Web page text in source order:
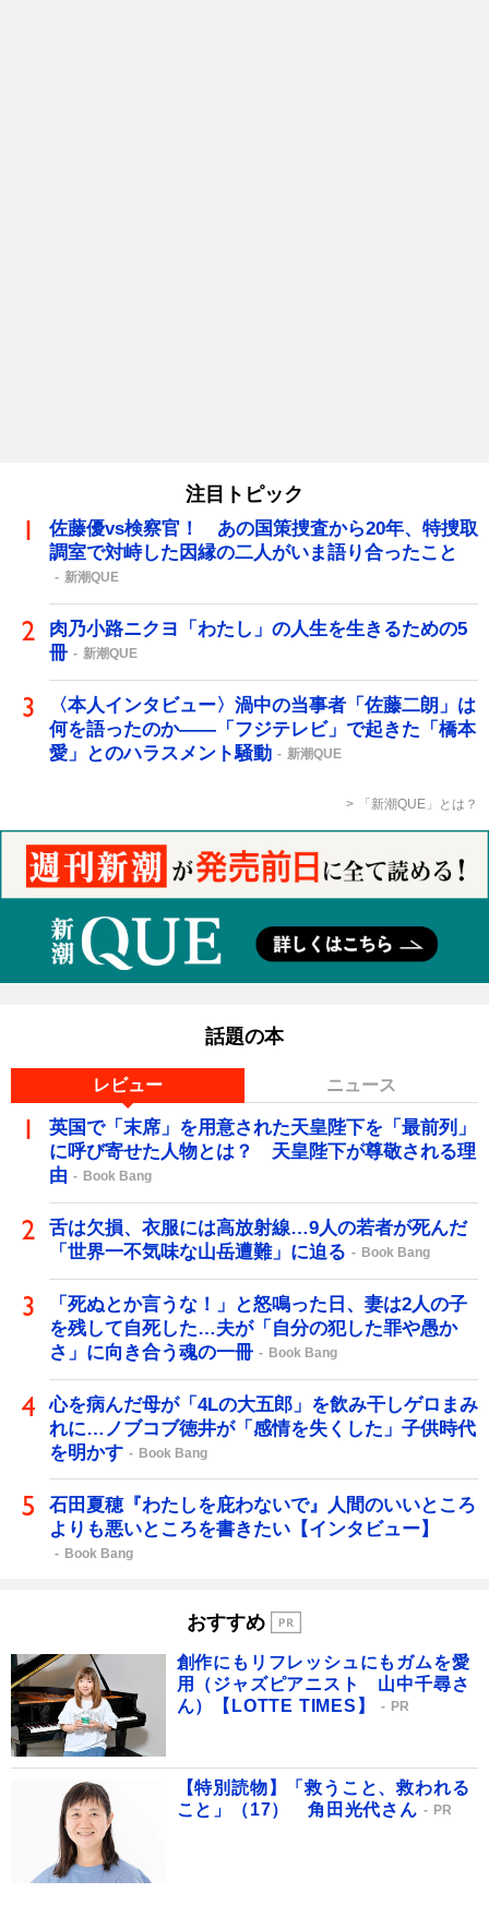
注目トピック
佐藤優vs検察官！ あの国策捜査から20年、特捜取
調室で対峙した因縁の二人がいま語り合ったこと
新潮QUE
肉乃小路ニクヨ「わたし」の人生を生きるための5
冊
新潮QUE
〈本人インタビュー〉渦中の当事者「佐藤二朗」は
何を語ったのか――「フジテレビ」で起きた「橋本
愛」とのハラスメント騒動
新潮QUE
「新潮QUE」とは？
話題の本
レビュー ニュース
英国で「末席」を用意された天皇陛下を「最前列」
に呼び寄せた人物とは？ 天皇陛下が尊敬される理
由
Book Bang
舌は欠損、衣服には高放射線…9人の若者が死んだ
「世界一不気味な山岳遭難」に迫る
Book Bang
「死ぬとか言うな！」と怒鳴った日、妻は2人の子
を残して自死した…夫が「自分の犯した罪や愚か
さ」に向き合う魂の一冊
Book Bang
心を病んだ母が「4Lの大五郎」を飲み干しゲロまみ
れに…ノブコブ徳井が「感情を失くした」子供時代
を明かす
Book Bang
石田夏穂『わたしを庇わないで』人間のいいところ
よりも悪いところを書きたい【インタビュー】
Book Bang
おすすめ
創作にもリフレッシュにもガムを愛
用（ジャズピアニスト 山中千尋さ
ん）【LOTTE TIMES】
PR
【特別読物】「救うこと、救われる
こと」（17） 角田光代さん
PR